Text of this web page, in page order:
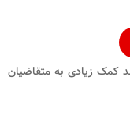
کمک زیادی به متقاضیان